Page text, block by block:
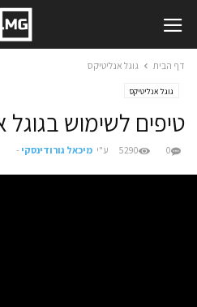
דף הבית גוגל אנליטיקס
גוגל אנליטיקס
טיפים לשימוש בגוגל
ע"י מיכאל גורודינסקי - 0
5290